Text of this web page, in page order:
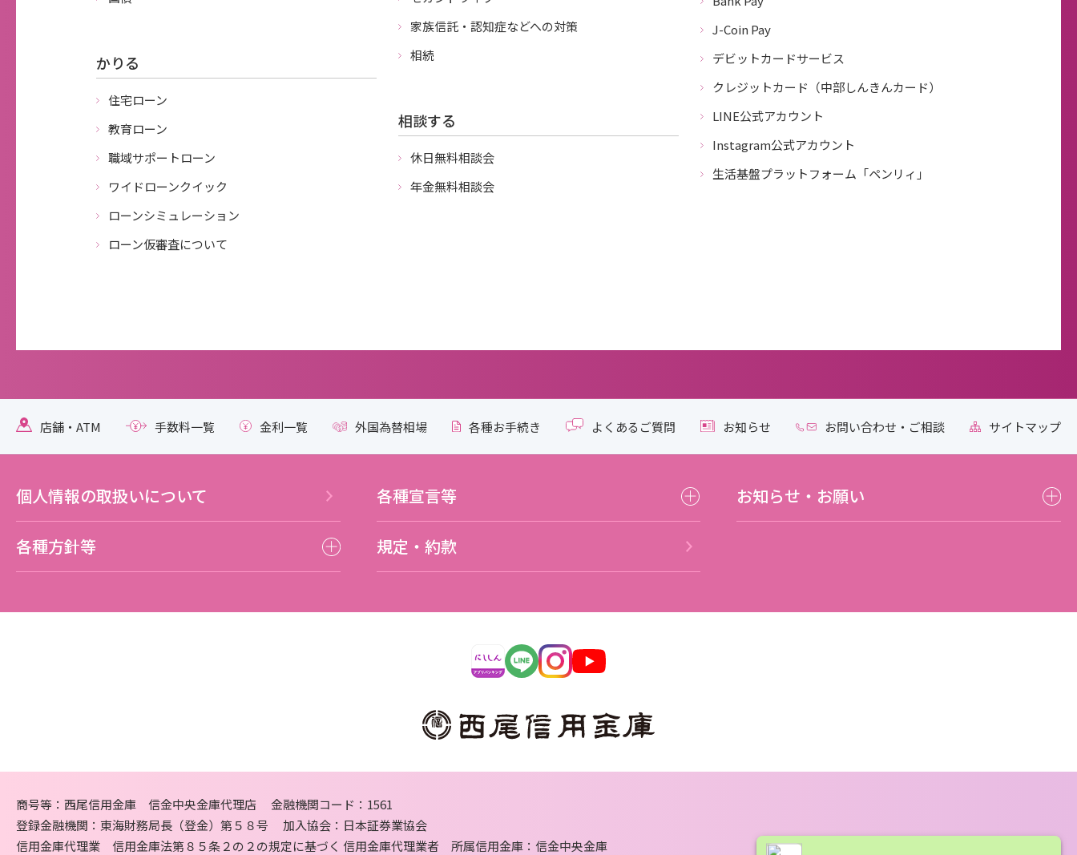
かりる
住宅ローン
教育ローン
職域サポートローン
ワイドローンクイック
ローンシミュレーション
ローン仮審査について
家族信託・認知症などへの対策
相続
相談する
休日無料相談会
年金無料相談会
J-Coin Pay
デビットカードサービス
クレジットカード（中部しんきんカード）
LINE公式アカウント
Instagram公式アカウント
生活基盤プラットフォーム「ペンリィ」
店舗・ATM 手数料一覧 金利一覧 外国為替相場 各種お手続き よくあるご質問 お知らせ お問い合わせ・ご相談 サイトマップ
個人情報の取扱いについて
各種方針等
各種宣言等
規定・約款
お知らせ・お願い
商号等：西尾信用金庫 信金中央金庫代理店
金融機関コード：1561
登録金融機関：東海財務局長（登金）第５８号
加入協会：日本証券業協会
信用金庫代理業 信用金庫法第８５条２の２の規定に基づく 信用金庫代理業者 所属信用金庫：信金中央金庫